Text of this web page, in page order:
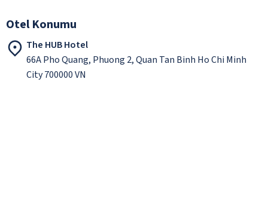
Otel Konumu
The HUB Hotel
66A Pho Quang, Phuong 2, Quan Tan Binh Ho Chi Minh
City 700000 VN